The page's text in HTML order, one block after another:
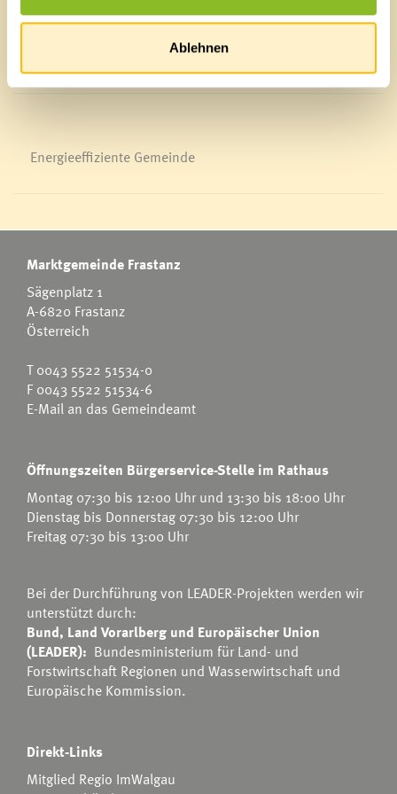
Ablehnen
Veranstaltungskalender
Energieeffiziente Gemeinde
Marktgemeinde Frastanz
Sägenplatz 1
A-6820 Frastanz
Österreich
T0043 5522 51534-0
F 0043 5522 51534-6
E-Mail an das Gemeindeamt
Öffnungszeiten Bürgerservice-Stelle im Rathaus
Montag 07:30 bis 12:00 Uhr und 13:30 bis 18:00 Uhr
Dienstag bis Donnerstag 07:30 bis 12:00 Uhr
Freitag 07:30 bis 13:00 Uhr
Bei der Durchführung von LEADER-Projekten werden wir
unterstützt durch:
Bund, Land Vorarlberg und Europäischer Union
(LEADER): Bundesministerium für Land- und
Forstwirtschaft Regionen und Wasserwirtschaft und
Europäische Kommission.
Direkt-Links
Mitglied Regio ImWalgau